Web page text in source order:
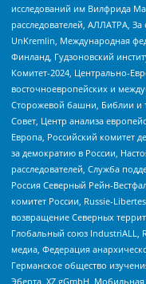
исследований им Вилфрида
расследователей, АЛЛАТРА,
UnKremlin, Международная
Финланд, Гудзоновский
Комитет-2024, Центрально-
восточноевропейских и
Сторожевой башни, Библии и
Совет, Центр анализа
Европа, Российский комитет
за демократию в России,
расследователей, Служба
Россия Северный Рейн-
комитет России, Russie-
возвращение Северных
Глобальный союз IndustriALL,
медиа, Федерация
Германское общество
Эберта, XZ gGmbH,